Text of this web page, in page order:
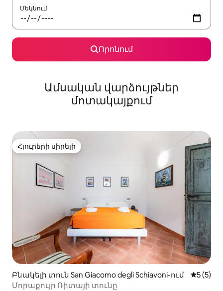
Մեկնում
Որոնում
Ամսական վարձույթներ
մոտակայքում
Հյուրերի սիրելի
Հյուրերի սիրելի
Բնակելի տուն San Giacomo degli Schiavoni-ում Միջին
5 (5)
Մորաքույր Ռիտայի տունը